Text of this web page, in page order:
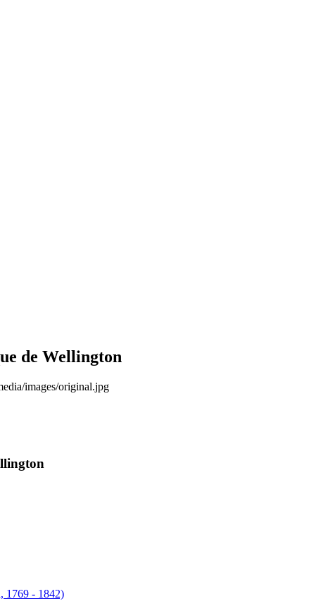
de Wellington
images/original.jpg
1769 - 1842)